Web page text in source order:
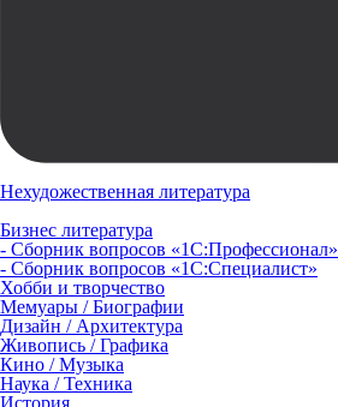
Нехудожественная литература
Бизнес литература
- Сборник вопросов «1С:Профессионал»
- Сборник вопросов «1С:Специалист»
Хобби и творчество
Мемуары / Биографии
Дизайн / Архитектура
Живопись / Графика
Кино / Музыка
Наука / Техника